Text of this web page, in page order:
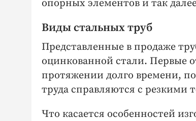
опорных элементов и так
Виды стальных труб
Представленные в продаже
оцинкованной стали. Первые
протяжении долго времени,
труда справляются с
Что касается особенностей